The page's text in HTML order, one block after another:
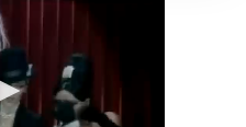
kalbi Keçiören’de attı